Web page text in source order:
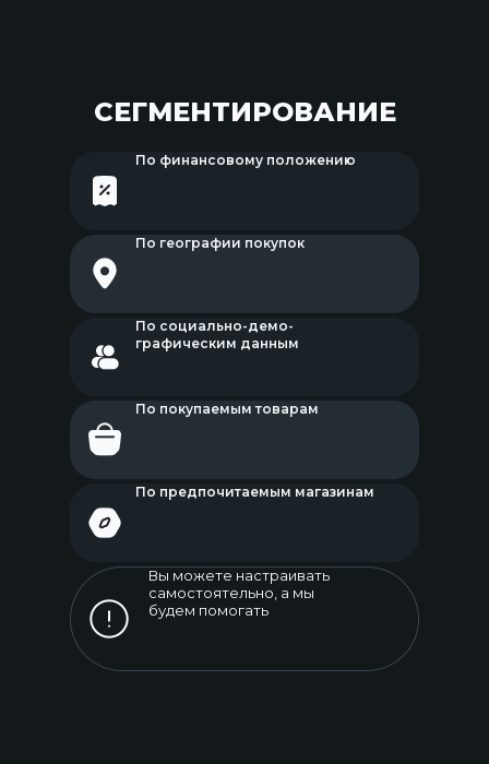
СЕГМЕНТИРОВАНИЕ
По финансовому положению
По географии покупок
По социально-демо-
графическим данным
По покупаемым товарам
По предпочитаемым магазинам
Вы можете настраивать
самостоятельно, а мы
будем помогать